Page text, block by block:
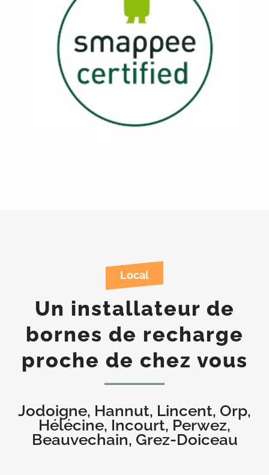
Local
Un installateur de
bornes de recharge
proche de chez vous
Jodoigne, Hannut, Lincent, Orp,
Hélécine, Incourt, Perwez,
Beauvechain, Grez-Doiceau